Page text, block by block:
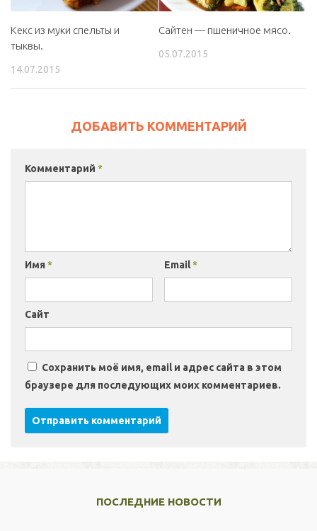
Кекс из муки спельты и
тыквы.
14.07.2015
Сайтен — пшеничное мясо.
05.07.2015
ДОБАВИТЬ КОММЕНТАРИЙ
Комментарий *
Имя * Email*
Сайт
Сохранить моё имя, email и адрес сайта в этом
браузере для последующих моих комментариев.
ПОСЛЕДНИЕ НОВОСТИ